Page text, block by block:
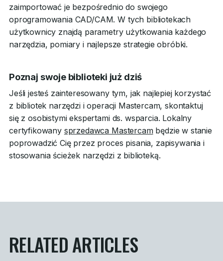
zaimportować je bezpośrednio do swojego
oprogramowania CAD/CAM. W tych bibliotekach
użytkownicy znajdą parametry użytkowania każdego
narzędzia, pomiary i najlepsze strategie obróbki.
Poznaj swoje biblioteki już dziś
Jeśli jesteś zainteresowany tym, jak najlepiej korzystać
z bibliotek narzędzi i operacji Mastercam, skontaktuj
się z osobistymi ekspertami ds. wsparcia. Lokalny
certyfikowany sprzedawca Mastercambędzie w stanie
poprowadzić Cię przez proces pisania, zapisywania i
stosowania ścieżek narzędzi z biblioteką.
RELATED ARTICLES